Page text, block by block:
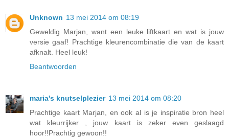
Unknown 13 mei 2014 om 08:19
Geweldig Marjan, want een leuke liftkaart en wat is jouw
versie gaaf! Prachtige kleurencombinatie die van de kaart
afknalt. Heel leuk!
Beantwoorden
maria's knutselplezier 13 mei 2014 om 08:20
Prachtige kaart Marjan, en ook al is je inspiratie bron heel
wat kleurrijker , jouw kaart is zeker even geslaagd
hoor!!Prachtig gewoon!!